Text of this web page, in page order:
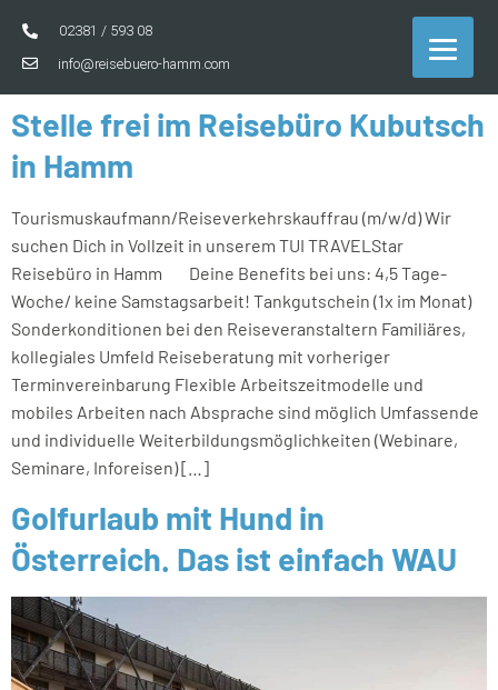
02381 / 593 08
info@reisebuero-hamm.com
Stelle frei im Reisebüro Kubutsch
in Hamm
Tourismuskaufmann/Reiseverkehrskauffrau (m/w/d) Wir
suchen Dich in Vollzeit in unserem TUI TRAVELStar
Reisebüro in Hamm Deine Benefits bei uns: 4,5 Tage-
Woche/ keine Samstagsarbeit! Tankgutschein (1x im Monat)
Sonderkonditionen bei den Reiseveranstaltern Familiäres,
kollegiales Umfeld Reiseberatung mit vorheriger
Terminvereinbarung Flexible Arbeitszeitmodelle und
mobiles Arbeiten nach Absprache sind möglich Umfassende
und individuelle Weiterbildungsmöglichkeiten (Webinare,
Seminare, Inforeisen) […]
Golfurlaub mit Hund in
Österreich. Das ist einfach WAU